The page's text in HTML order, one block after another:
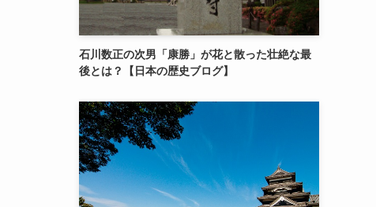
石川数正の次男「康勝」が花と散った壮絶な最
後とは？【日本の歴史ブログ】